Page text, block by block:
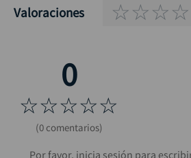
Valoraciones ☆☆☆☆
☆☆☆☆☆
(0 comentarios)